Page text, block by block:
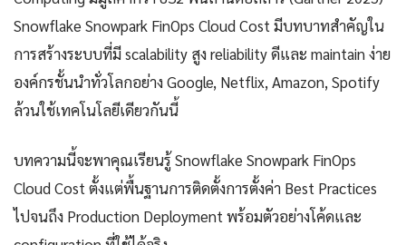
Snowflake Snowpark FinOps Cloud Cost มีบทบาทสำคัญใน
การสร้างระบบที่มี scalability สูง reliability ดีและ maintain ง่าย
องค์กรชั้นนำทั่วโลกอย่าง Google, Netflix, Amazon, Spotify
ล้วนใช้เทคโนโลยีเดียวกันนี้
บทความนี้จะพาคุณเรียนรู้ Snowflake Snowpark FinOps
Cloud Cost ตั้งแต่พื้นฐานการติดตั้งการตั้งค่า Best Practices
ไปจนถึง Production Deployment พร้อมตัวอย่างโค้ดและ